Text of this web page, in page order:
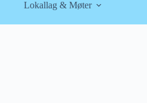
Lokallag & Møter